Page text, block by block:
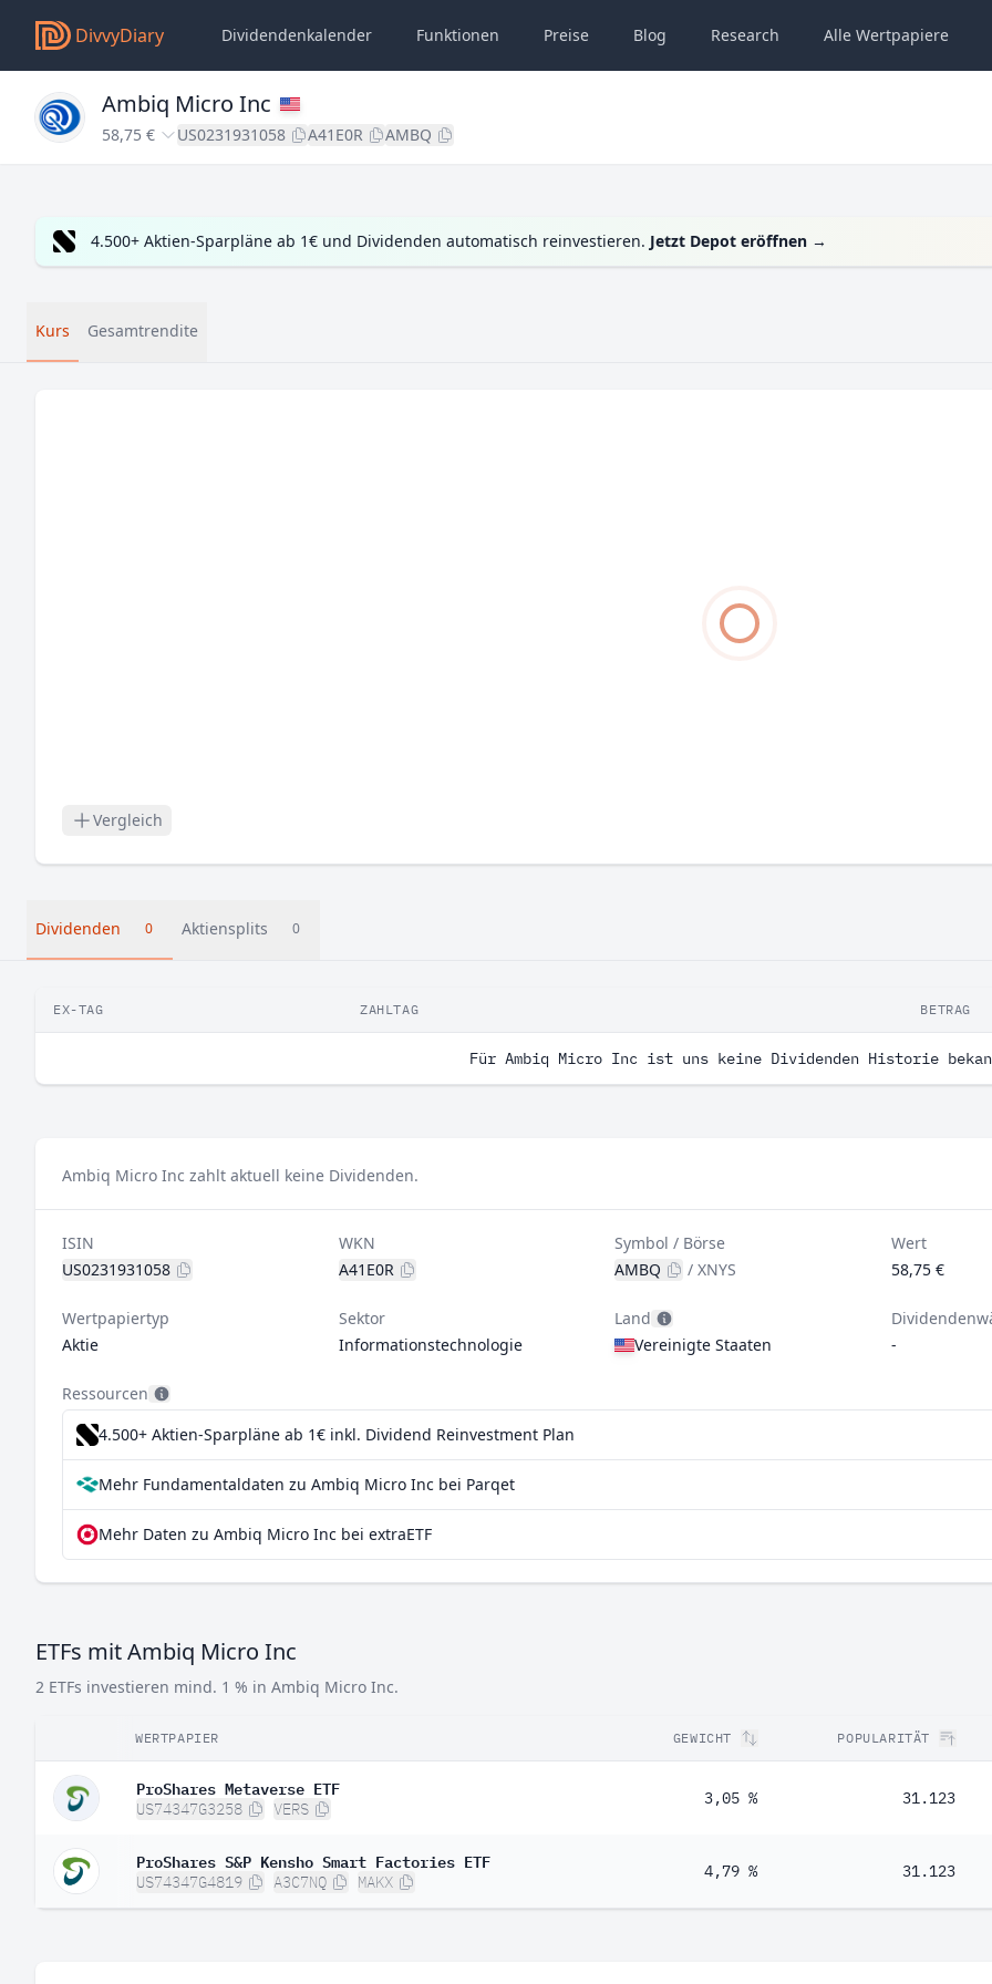
DivvyDiary Dividendenkalender Funktionen Preise Blog Research Alle Wertpapiere
Ambiq Micro Inc
58,75 € US0231931058 A41E0R AMBQ
4.500+ Aktien-Sparpläne ab 1€ und Dividenden automatisch reinvestieren. Jetzt Depot eröffnen →
Kurs Gesamtrendite
Vergleich
Dividenden 0 Aktiensplits 0
EX-TAG ZAHLTAG BETRAG
Für Ambiq Micro Inc ist uns keine Dividenden Historie
Ambiq Micro Inc zahlt aktuell keine Dividenden.
ISIN
US0231931058
WKN
A41E0R
Symbol / Börse
AMBQ
/XNYS
Wert
58,75 €
Wertpapiertyp
Aktie
Sektor
Informationstechnologie
Land
Vereinigte Staaten
-
Ressourcen
4.500+ Aktien-Sparpläne ab 1€ inkl. Dividend Reinvestment Plan
Mehr Fundamentaldaten zu Ambiq Micro Inc bei Parqet
Mehr Daten zu Ambiq Micro Inc bei extraETF
ETFs mit Ambiq Micro Inc
2 ETFs investieren mind. 1 % in Ambiq Micro Inc.
WERTPAPIER GEWICHT POPULARITÄT
ProShares Metaverse ETF
US74347G3258 VERS
3,05 % 31.123
ProShares S&P Kensho Smart Factories ETF
US74347G4819 A3C7NQ MAKX
4,79 % 31.123